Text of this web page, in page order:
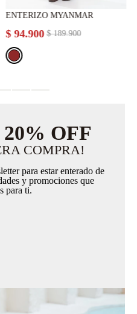
ENTERIZO MYANMAR
$ 189.900
$ 94.900
OFF
COMPRA!
para estar enterado de
y promociones que
para ti.